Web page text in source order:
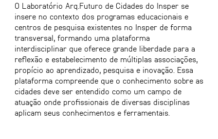
O Laboratório Arq.Futuro de Cidades do Insper se
insere no contexto dos programas educacionais e
centros de pesquisa existentes no Insper de forma
transversal, formando uma plataforma
interdisciplinar que oferece grande liberdade para a
reflexão e estabelecimento de múltiplas associações,
propício ao aprendizado, pesquisa e inovação. Essa
plataforma compreende que o conhecimento sobre as
cidades deve ser entendido como um campo de
atuação onde profissionais de diversas disciplinas
aplicam seus conhecimentos e ferramentais.